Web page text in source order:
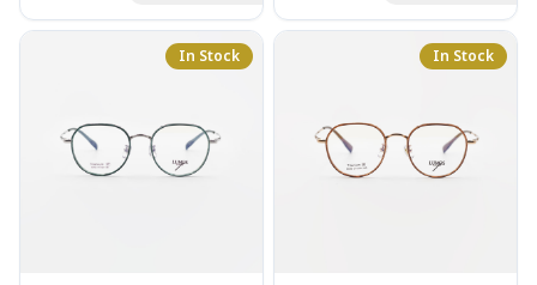
น้ำหนัก : 16 กรัม
อุปกรณ์ : กล่องแว่น , ผ้าเช็ดแว่น
น้ำหนัก : 16 กรัม
อุปกรณ์ : กล่องแว่น , ผ้าเช็ดแว่น
In Stock In Stock